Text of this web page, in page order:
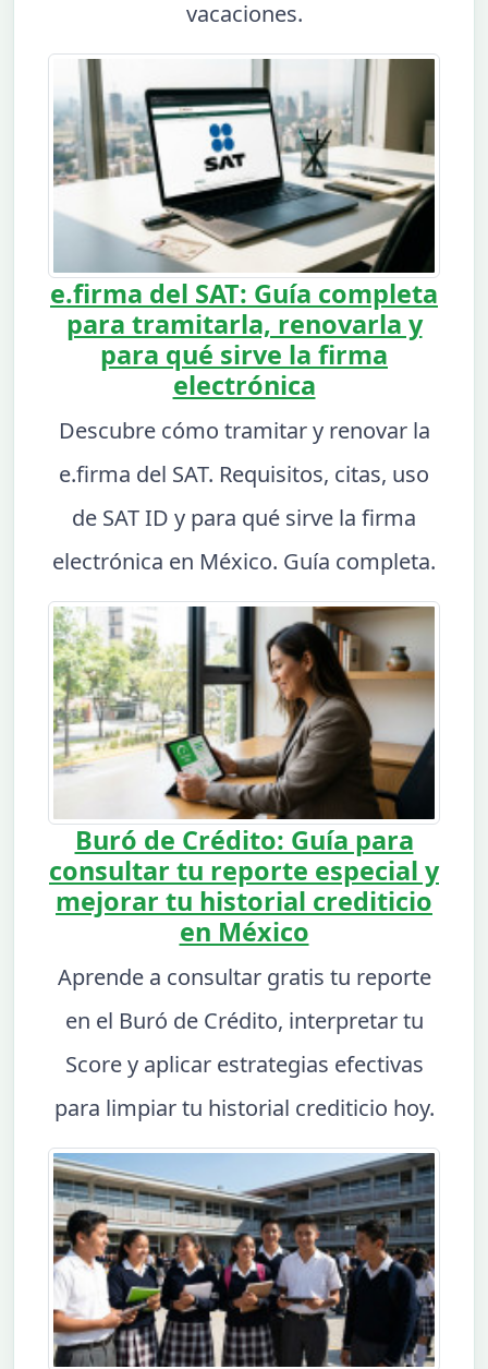
vacaciones.
e.firma del SAT: Guía completa
para tramitarla, renovarla y
para qué sirve la firma
electrónica
Descubre cómo tramitar y renovar la
e.firma del SAT. Requisitos, citas, uso
de SAT ID y para qué sirve la firma
electrónica en México. Guía completa.
Buró de Crédito: Guía para
consultar tu reporte especial y
mejorar tu historial crediticio
en México
Aprende a consultar gratis tu reporte
en el Buró de Crédito, interpretar tu
Score y aplicar estrategias efectivas
para limpiar tu historial crediticio hoy.